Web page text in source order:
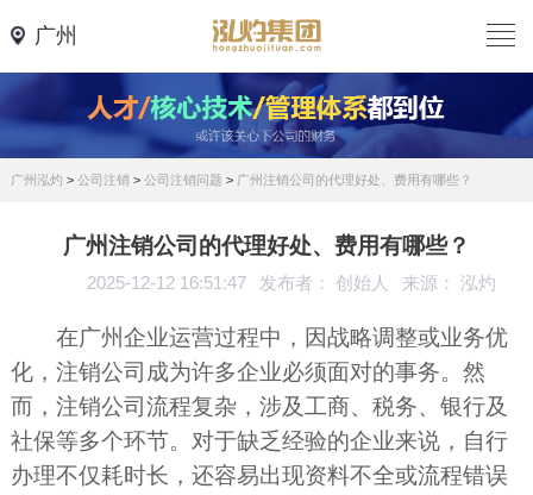
广州
广州泓灼 > 公司注销 > 公司注销问题 > 广州注销公司的代理好处、费用有哪些？
广州注销公司的代理好处、费用有哪些？
2025-12-12 16:51:47 发布者： 创始人 来源： 泓灼
在广州企业运营过程中，因战略调整或业务优
化，注销公司成为许多企业必须面对的事务。然
而，注销公司流程复杂，涉及工商、税务、银行及
社保等多个环节。对于缺乏经验的企业来说，自行
办理不仅耗时长，还容易出现资料不全或流程错误